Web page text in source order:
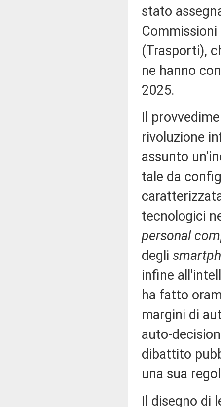
stato
(Trasporti),
ne hanno
2025.
Il
rivoluzione
assunto
tale da
tecnologici
personal
degli
infine
ha fatto
margini di
auto-
dibattito
una sua
Il disegno di